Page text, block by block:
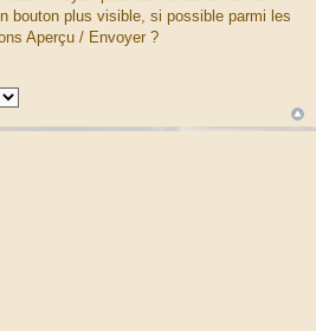
bouton plus visible, si possible parmi les
Aperçu / Envoyer ?